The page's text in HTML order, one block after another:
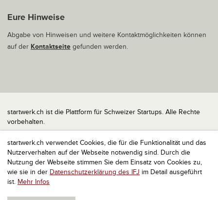
startwerk.ch verwendet Cookies, die für die Funktionalität und das
Nutzerverhalten auf der Webseite notwendig sind. Durch die
Nutzung der Webseite stimmen Sie dem Einsatz von Cookies zu,
wie sie in der Datenschutzerklärung des IFJ im Detail ausgeführt
ist. Mehr Infos
Eure Hinweise
Abgabe von Hinweisen und weitere Kontaktmöglichkeiten können
auf der Kontaktseite gefunden werden.
startwerk.ch ist die Plattform für Schweizer Startups. Alle Rechte
vorbehalten.
Impressum
Kontakt
nach oben